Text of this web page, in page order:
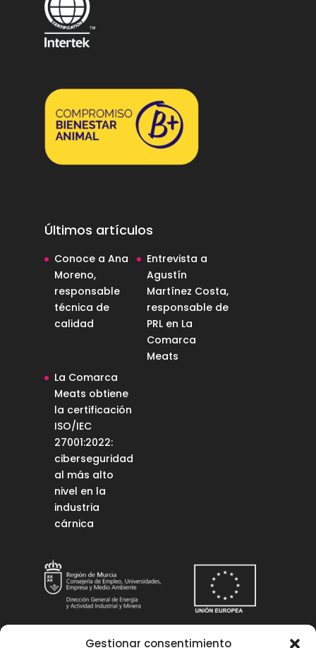
Gestionar consentimiento
Últimos artículos
Conoce a Ana
Moreno,
responsable
técnica de
calidad
Entrevista a
Agustín
Martínez Costa,
responsable de
PRL en La
Comarca
Meats
La Comarca
Meats obtiene
la certificación
ISO/IEC
27001:2022:
ciberseguridad
al más alto
nivel en la
industria
cárnica